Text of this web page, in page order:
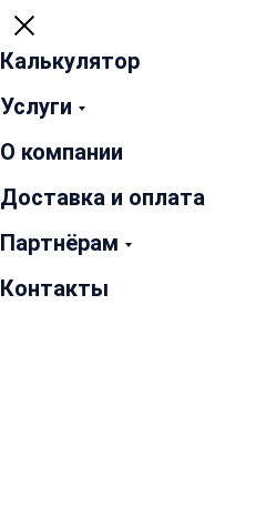
Закрыть
Калькулятор
Услуги
О компании
Доставка и оплата
Партнёрам
Контакты
отзывов